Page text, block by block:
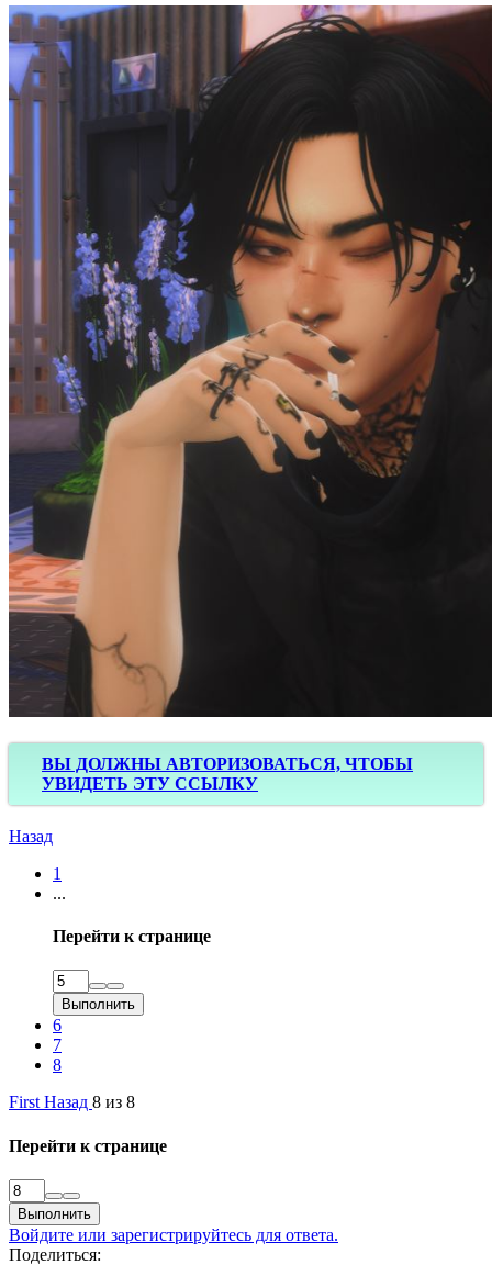
ВЫ ДОЛЖНЫ АВТОРИЗОВАТЬСЯ, ЧТОБЫ
УВИДЕТЬ ЭТУ ССЫЛКУ
Назад
1
...
Перейти к странице
Выполнить
6
7
8
First Назад 8 из 8
Перейти к странице
Выполнить
Войдите или зарегистрируйтесь для ответа.
Поделиться: